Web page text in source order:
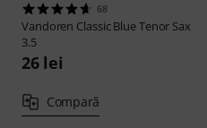
68
Vandoren Classic Blue Tenor Sax
3.5
26 lei
Compară